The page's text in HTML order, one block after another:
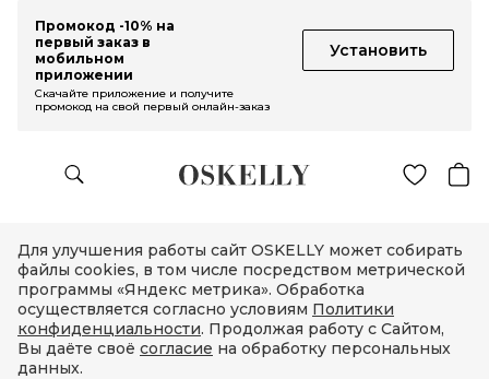
Промокод -10% на
первый заказ в
мобильном
приложении
Установить
Скачайте приложение и получите
промокод на свой первый онлайн-заказ
Для улучшения работы сайт OSKELLY может собирать
файлы cookies, в том числе посредством метрической
программы «Яндекс метрика». Обработка
осуществляется согласно условиям Политики
конфиденциальности. Продолжая работу с Сайтом,
Вы даёте своё согласие на обработку персональных
данных.